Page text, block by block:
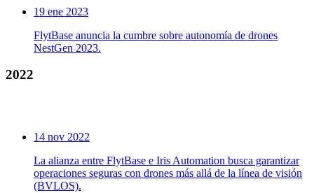
19 ene 2023
FlytBase anuncia la cumbre sobre autonomía de drones
NestGen 2023.
2022
14 nov 2022
La alianza entre FlytBase e Iris Automation busca garantizar
operaciones seguras con drones más allá de la línea de visión
(BVLOS).